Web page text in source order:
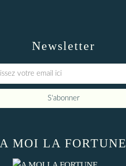
Newsletter
A MOI LA FORTUNE